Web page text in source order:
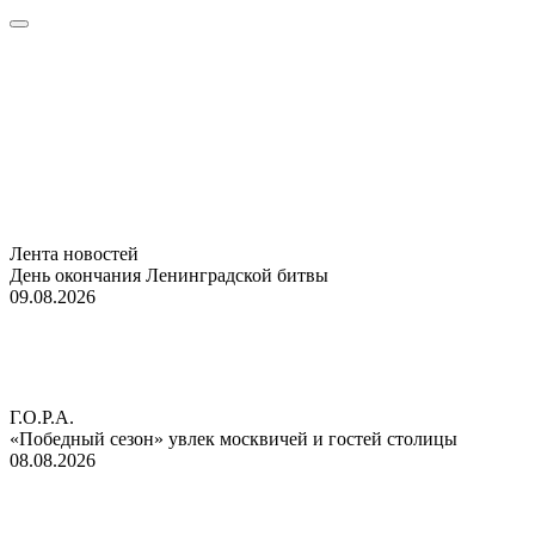
Лента новостей
День окончания Ленинградской битвы
09.08.2026
Г.О.Р.А.
«Победный сезон» увлек москвичей и гостей столицы
08.08.2026